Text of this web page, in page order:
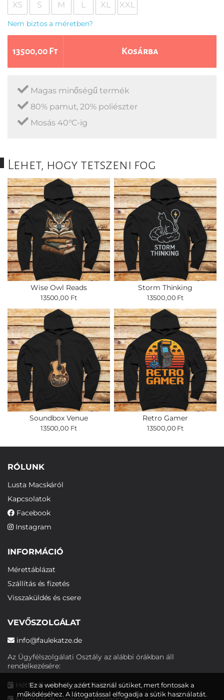
XS S M L XL XXL
Nem biztos a méretben?
13500,00 Ft Kosárba
Magas minőségű termék
80% pamut, 20% poliészter
Mosás 40°C-ig
Lehet, hogy tetszeni fog
Wise Owl Reads
13500,00 Ft
Storm Thinking
13500,00 Ft
Soundbox Venue
13500,00 Ft
Retro Gamer
13500,00 Ft
RÓLUNK
Lusta Macskáról
Kapcsolatok
Facebook
Instagram
INFORMÁCIÓ
Mérettáblázat
Szállítás és fizetés
Visszaküldés és csere
VEVŐSZOLGÁLAT
info@faulekatze.de
Az Ügyfélszolgálati Osztály az alábbi órákban áll
rendelkezésére:
Hétfőtől péntekig: 10:00-19:00
Ez a webhely azért használ sütiket, mert fontosak a
működéséhez. A látogatással elfogadja a sütik használatát.